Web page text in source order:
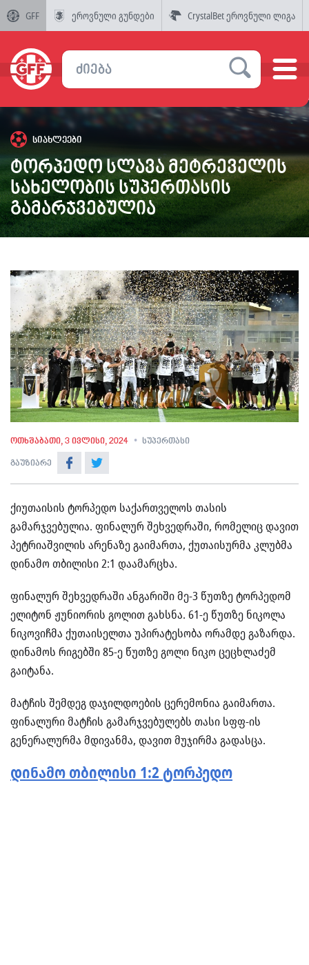
GFF ეროვნული გუნდები CrystalBet ეროვნული ლიგა
სიახლეები
ტორპედო სლავა მეტრეველის
სახელობის სუპერთასის
გამარჯვებულია
ოთხშაბათი, 3 ივლისი, 2024 სუპერთასი
გაუზიარე
ქიუთაისის ტორპედო საქართველოს თასის
გამარჯვებულია. ფინალურ შეხვედრაში, რომელიც დავით
პეტრიაშვილის არენაზე გაიმართა, ქუთაისურმა კლუბმა
დინამო თბილისი 2:1 დაამარცხა.
ფინალურ შეხვედრაში ანგარიში მე-3 წუთზე ტორპედომ
ელიტონ ჟუნიორის გოლით გახსნა. 61-ე წუთზე ნიკოლა
ნიკოვიჩმა ქუთაისელთა უპირატესობა ორამდე გაზარდა.
დინამოს რიგებში 85-ე წუთზე გოლი ნიკო ცეცხლაძემ
გაიტანა.
მატჩის შემდეგ დაჯილდოების ცერემონია გაიმართა.
ფინალური მატჩის გამარჯვებულებს თასი სფფ-ის
გენერალურმა მდივანმა, დავით მუჯირმა გადასცა.
დინამო თბილისი 1:2 ტორპედო